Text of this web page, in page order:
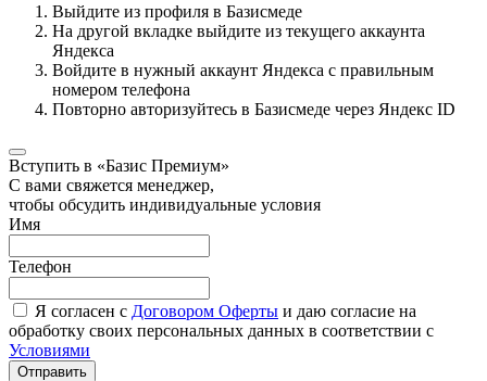
Выйдите из профиля в Базисмеде
На другой вкладке выйдите из текущего аккаунта
Яндекса
Войдите в нужный аккаунт Яндекса с правильным
номером телефона
Повторно авторизуйтесь в Базисмеде через Яндекс ID
Вступить в «Базис Премиум»
С вами свяжется менеджер,
чтобы обсудить индивидуальные условия
Имя
Телефон
Я согласен с Договором Оферты и даю согласие на
обработку своих персональных данных в соответствии с
Условиями
Отправить